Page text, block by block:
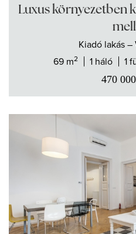
Luxus környezetben
Kiadó lakás–
69 m2 1 háló 1
470 000